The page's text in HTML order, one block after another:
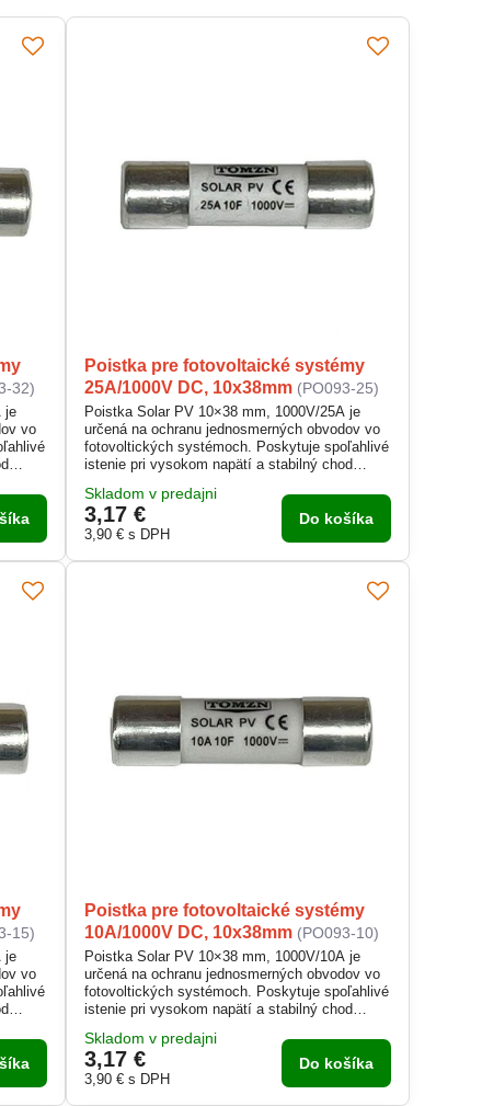
32)
je
vo
Poistka pre fotovoltaické systémy
25A/1000V DC, 10x38mm (PO093-25)
Poistka Solar PV 10×38 mm, 1000V/25A je
určená na ochranu jednosmerných obvodov vo
fotovoltických systémoch. Poskytuje spoľahlivé
istenie pri vysokom napätí a stabilný chod
prevedeniu sa jednoducho inštaluje do
poistkových odpojovačov. Je navrhnutá pre
bezpečnú prevádzku v DC aplikáciách až do
Skladom v predajni
3,17 €
3,90 €s DPH
Do košíka
15)
je
vo
Poistka pre fotovoltaické systémy
10A/1000V DC, 10x38mm (PO093-10)
Poistka Solar PV 10×38 mm, 1000V/10A je
určená na ochranu jednosmerných obvodov vo
fotovoltických systémoch. Poskytuje spoľahlivé
istenie pri vysokom napätí a stabilný chod
prevedeniu sa jednoducho inštaluje do
poistkových odpojovačov. Je navrhnutá pre
bezpečnú prevádzku v DC aplikáciách až do
Skladom v predajni
3,17 €
3,90 €s DPH
Do košíka